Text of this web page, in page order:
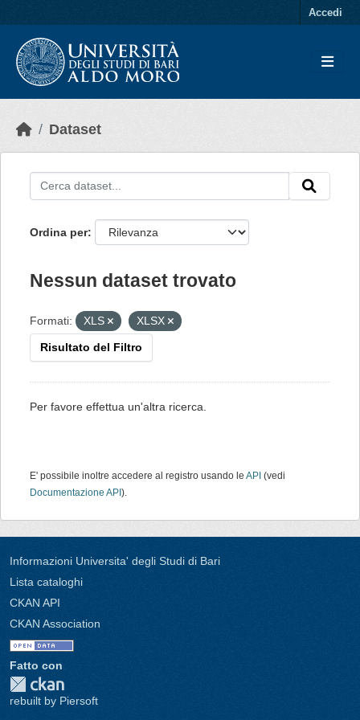
Accedi
Dataset
Ordina per
Nessun dataset trovato
Formati: XLS XLSX
Risultato del Filtro
Per favore effettua un'altra ricerca.
E' possibile inoltre accedere al registro usando le API (vedi
Documentazione API ).
Informazioni Universita' degli Studi di Bari
Lista cataloghi
CKAN API
CKAN Association
Fatto con
rebuilt by Piersoft